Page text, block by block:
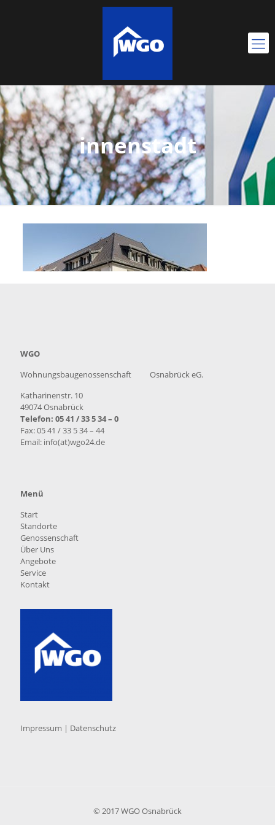
innenstadt
WGO
Wohnungsbaugenossenschaft Osnabrück eG.
Katharinenstr. 10
49074 Osnabrück
Telefon: 05 41 / 33 5 34 – 0
Fax: 05 41 / 33 5 34 – 44
Email: info(at)wgo24.de
Menü
Start
Standorte
Genossenschaft
Über Uns
Angebote
Service
Kontakt
Impressum | Datenschutz
© 2017 WGO Osnabrück